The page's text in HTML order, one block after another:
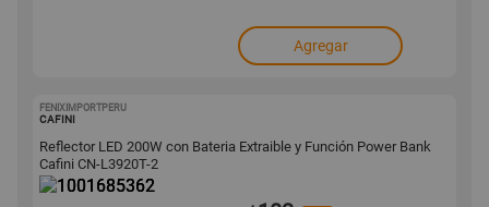
Agregar
FENIXIMPORTPERU
CAFINI
Reflector LED 200W con Bateria Extraible y Función Power Bank
Cafini CN-L3920T-2